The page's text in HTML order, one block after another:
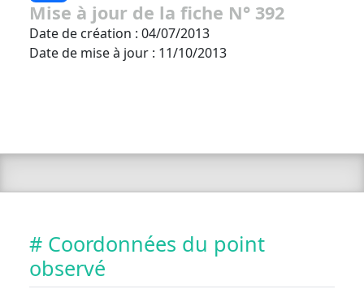
Mise à jour de la fiche N° 392
Date de création : 04/07/2013
Date de mise à jour : 11/10/2013
# Coordonnées du point
observé